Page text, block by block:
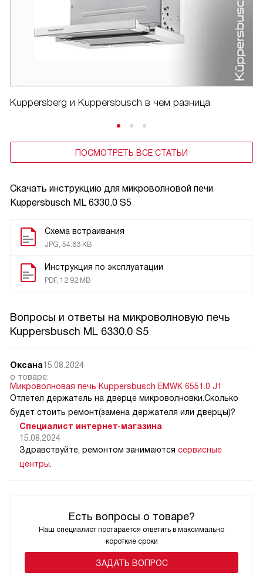
Скачать инструкцию для микроволновой печи
Kuppersbusch ML 6330.0 S5
Схема встраивания
JPG, 54.63 KB
Инструкция по эксплуатации
PDF, 12.92 MB
Kuppersberg и Kuppersbusch в чем разница
ПОСМОТРЕТЬ ВСЕ СТАТЬИ
Вопросы и ответы на микроволновую печь
Kuppersbusch ML 6330.0 S5
Есть вопросы о товаре?
Наш специалист постарается ответить в максимально
короткие сроки
ЗАДАТЬ ВОПРОС
Оксана15.08.2024
о товаре:
Микроволновая печь Kuppersbusch EMWK 6551.0 J1
Отлетел держатель на дверце микроволновки.Сколько
будет стоить ремонт(замена держателя или дверцы)?
Специалист интернет-магазина
15.08.2024
Здравствуйте, ремонтом занимаются сервисные
центры.